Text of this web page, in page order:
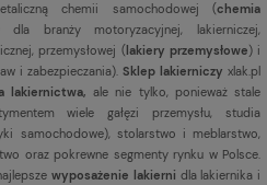
chemii samochodowej (chemia
dla branży motoryzacyjnej, lakierniczej,
przemysłowej ( lakiery przemysłowe) i
i zabezpieczania). Sklep lakierniczy xlak.pl
lakiernictwa,ale nie tylko, ponieważ stale
wiele gałęzi przemysłu, studia
samochodowe), stolarstwo i meblarstwo,
oraz pokrewne segmenty rynku w Polsce.
wyposażenie lakierni dla lakiernika i